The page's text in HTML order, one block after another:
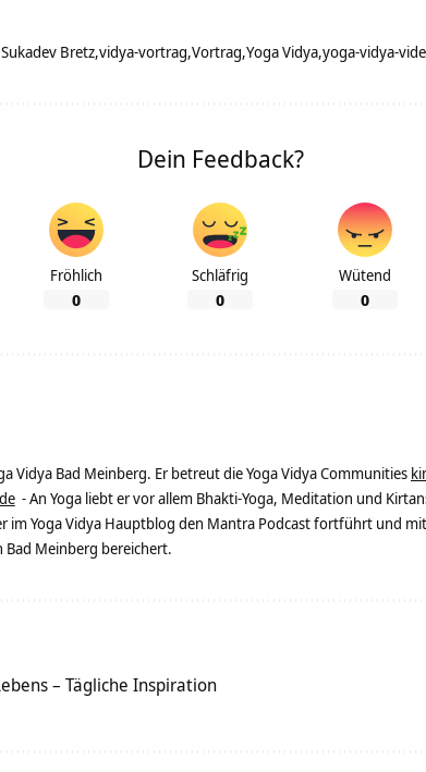
Sukadev Bretz vidya-vortrag Vortrag Yoga Vidya yoga-vidya-
Dein Feedback?
Fröhlich
0
Schläfrig
0
Wütend
0
Vidya Bad Meinberg. Er betreut die Yoga Vidya Communities
- An Yoga liebt er vor allem Bhakti-Yoga, Meditation und
im Yoga Vidya Hauptblog den Mantra Podcast fortführt und
Bad Meinberg bereichert.
– Tägliche Inspiration